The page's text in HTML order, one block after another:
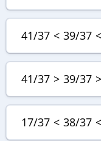
41/37 < 39/37
41/37 > 39/37
17/37 < 38/37